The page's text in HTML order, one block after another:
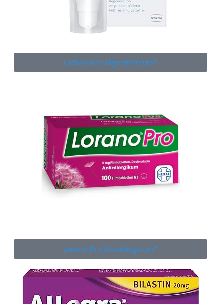
Ladival Beruhigungsserum*
Lorano Pro Antiallergikum*